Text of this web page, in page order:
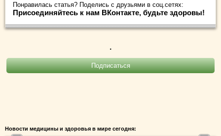
Понравилась статья? Поделись с друзьями в соц.сетях:
Присоединяйтесь к нам ВКонтакте, будьте здоровы!
.
Новости медицины и здоровья в мире сегодня: